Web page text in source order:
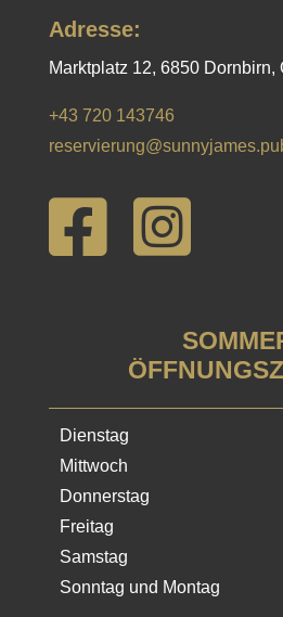
Adresse:
Marktplatz 12, 6850 Dornbirn,
+43 720 143746
 
Dienstag
Mittwoch
Donnerstag
Freitag
Samstag
Sonntag und Montag